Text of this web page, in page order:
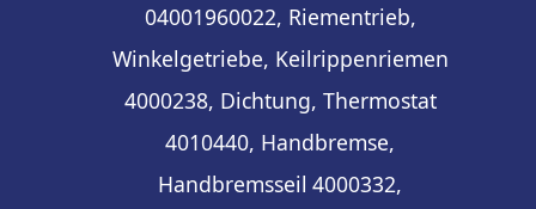
04001960022, Riementrieb,
Winkelgetriebe, Keilrippenriemen
4000238, Dichtung, Thermostat
4010440, Handbremse,
Handbremsseil 4000332,